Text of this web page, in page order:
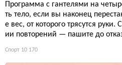
Программа с гантелями на
ть тело, если вы наконец
е вес, от которого трясутся руки.
ии повторений — пашите до
Спорт 10 170